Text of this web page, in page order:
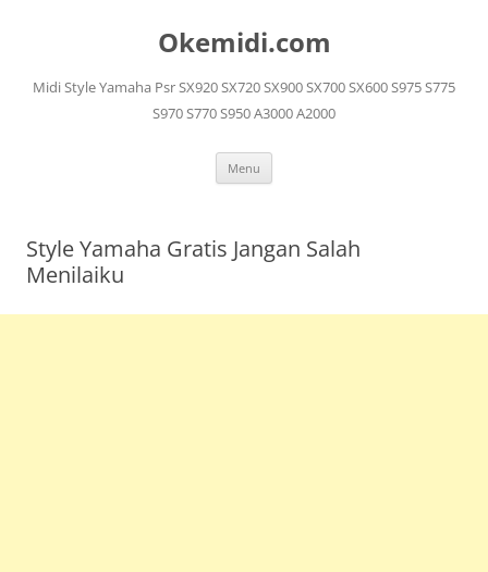
Okemidi.com
Midi Style Yamaha Psr SX920 SX720 SX900 SX700 SX600 S975 S775
S970 S770 S950 A3000 A2000
Menu
Style Yamaha Gratis Jangan Salah
Menilaiku